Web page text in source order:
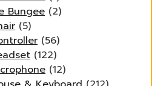
Bungee (2)
(5)
(56)
(122)
(12)